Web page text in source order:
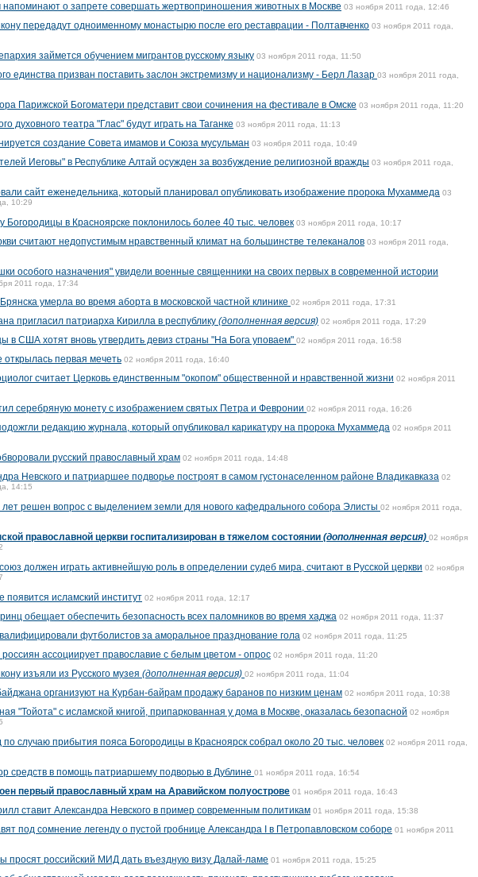
напоминают о запрете совершать жертвоприношения животных в Москве 03 ноября 2011 года, 12:46
передадут одноименному монастырю после его реставрации - Полтавченко 03 ноября 2011 года,
займется обучением мигрантов русскому языку 03 ноября 2011 года, 11:50
единства призван поставить заслон экстремизму и национализму - Берл Лазар 03 ноября 2011 года,
Парижской Богоматери представит свои сочинения на фестивале в Омске 03 ноября 2011 года, 11:20
духовного театра "Глас" будут играть на Таганке 03 ноября 2011 года, 11:13
создание Совета имамов и Союза мусульман 03 ноября 2011 года, 10:49
Иеговы" в Республике Алтай осужден за возбуждение религиозной вражды 03 ноября 2011 года,
сайт еженедельника, который планировал опубликовать изображение пророка Мухаммеда 03
10:29
Богородицы в Красноярске поклонилось более 40 тыс. человек 03 ноября 2011 года, 10:17
считают недопустимым нравственный климат на большинстве телеканалов 03 ноября 2011 года,
особого назначения" увидели военные священники на своих первых в современной истории
2011 года, 17:34
умерла во время аборта в московской частной клинике 02 ноября 2011 года, 17:31
пригласил патриарха Кирилла в республику (дополненная версия) 02 ноября 2011 года, 17:29
в США хотят вновь утвердить девиз страны "На Бога уповаем" 02 ноября 2011 года, 16:58
открылась первая мечеть 02 ноября 2011 года, 16:40
считает Церковь единственным "окопом" общественной и нравственной жизни 02 ноября 2011
серебряную монету с изображением святых Петра и Февронии 02 ноября 2011 года, 16:26
редакцию журнала, который опубликовал карикатуру на пророка Мухаммеда 02 ноября 2011
русский православный храм 02 ноября 2011 года, 14:48
Невского и патриаршее подворье построят в самом густонаселенном районе Владикавказа 02
14:15
лет решен вопрос с выделением земли для нового кафедрального собора Элисты 02 ноября 2011 года,
православной церкви госпитализирован в тяжелом состоянии (дополненная версия) 02 ноября
должен играть активнейшую роль в определении судеб мира, считают в Русской церкви 02 ноября
появится исламский институт 02 ноября 2011 года, 12:17
обещает обеспечить безопасность всех паломников во время хаджа 02 ноября 2011 года, 11:37
футболистов за аморальное празднование гола 02 ноября 2011 года, 11:25
ассоциирует православие с белым цветом - опрос 02 ноября 2011 года, 11:20
изъяли из Русского музея (дополненная версия) 02 ноября 2011 года, 11:04
организуют на Курбан-байрам продажу баранов по низким ценам 02 ноября 2011 года, 10:38
"Тойота" с исламской книгой, припаркованная у дома в Москве, оказалась безопасной 02 ноября
по случаю прибытия пояса Богородицы в Красноярск собрал около 20 тыс. человек 02 ноября 2011 года,
средств в помощь патриаршему подворью в Дублине 01 ноября 2011 года, 16:54
первый православный храм на Аравийском полуострове 01 ноября 2011 года, 16:43
ставит Александра Невского в пример современным политикам 01 ноября 2011 года, 15:38
под сомнение легенду о пустой гробнице Александра I в Петропавловском соборе 01 ноября 2011
просят российский МИД дать въездную визу Далай-ламе 01 ноября 2011 года, 15:25